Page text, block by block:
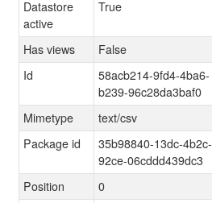
Datastore
active
True
Has views
False
Id
58acb214-9fd4-4ba6-
b239-96c28da3baf0
Mimetype
text/csv
Package id
35b98840-13dc-4b2c-
92ce-06cddd439dc3
Position
0